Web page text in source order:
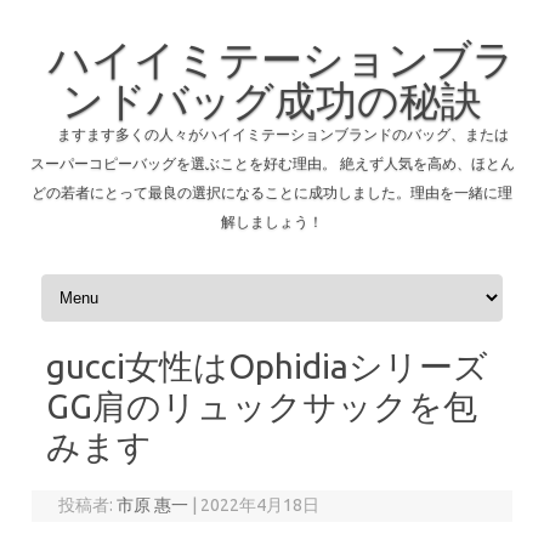
ハイイミテーションブラ
ンドバッグ成功の秘訣
ますます多くの人々がハイイミテーションブランドのバッグ、または
スーパーコピーバッグを選ぶことを好む理由。 絶えず人気を高め、ほとん
どの若者にとって最良の選択になることに成功しました。理由を一緒に理
解しましょう！
コンテンツへスキップ
gucci女性はOphidiaシリーズ
GG肩のリュックサックを包
みます
投稿者:市原 惠一 2022年4月18日